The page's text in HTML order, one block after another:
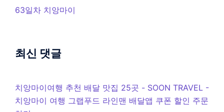
63일차 치앙마이
최신 댓글
치앙마이여행 추천 배달 맛집 25곳 - SOON TRAVEL -
치앙마이 여행 그랩푸드 라인맨 배달앱 쿠폰 할인 주문